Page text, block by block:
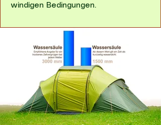
windigen Bedingungen.